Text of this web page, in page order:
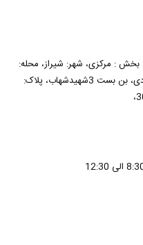
بخش : مرکزی، شهر: شیراز، محله:
مشیر فاطمی، خیابان سیدجمال الدین اسدآبادی، بن بست 3شهیدشهاب، پلاک: